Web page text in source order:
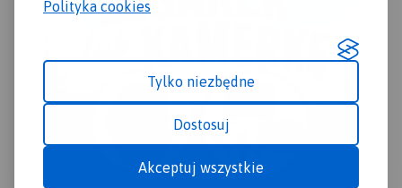
Polityka cookies
Tylko niezbędne
Dostosuj
Akceptuj wszystkie
uzyskania wrażenia
turystom w wysokich górach,
także: plan Zakopanego